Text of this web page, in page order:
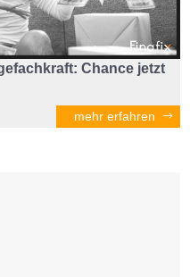
Chance jetzt
mehr erfahren